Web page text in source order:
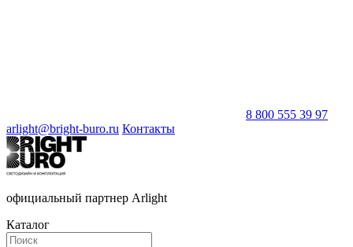
8 800 555 39 97
arlight@bright-buro.ru Контакты
официальный партнер Arlight
Каталог